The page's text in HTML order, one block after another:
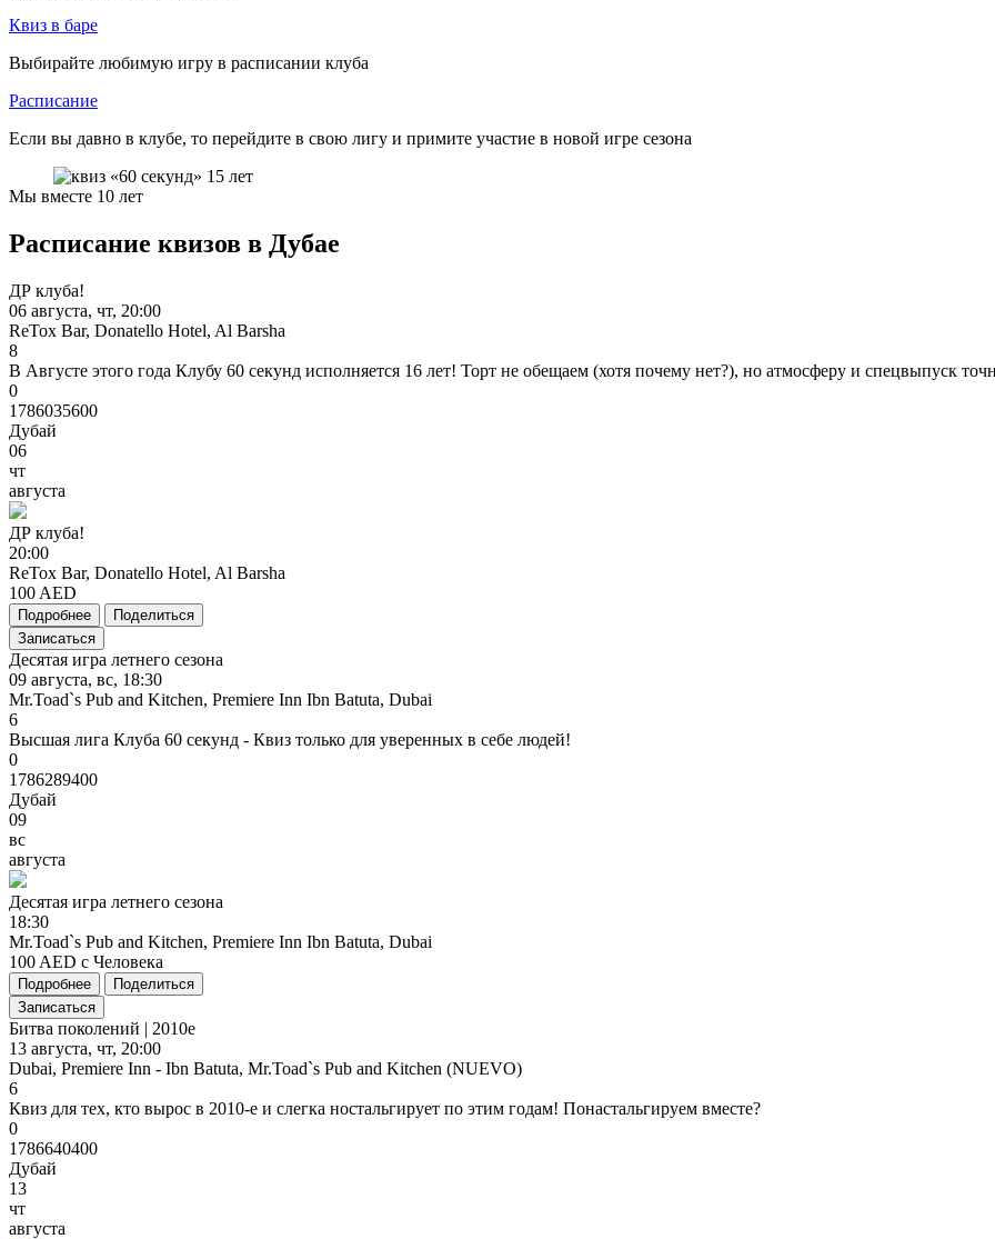
Квиз в баре
Выбирайте любимую игру в расписании клуба
Расписание
Если вы давно в клубе, то перейдите в свою лигу и примите участие в новой игре сезона
Мы вместе 10 лет
Расписание квизов в Дубае
ДР клуба!
06 августа, чт, 20:00
ReTox Bar, Donatello Hotel, Al Barsha
8
В Августе этого года Клубу 60 секунд исполняется 16 лет! Торт не обещаем (хотя почему нет?), но атмосферу и спецвыпуск
0
1786035600
Дубай
06
чт
августа
ДР клуба!
20:00
ReTox Bar, Donatello Hotel, Al Barsha
100 AED
Подробнее
Поделиться
Записаться
Десятая игра летнего сезона
09 августа, вс, 18:30
Mr.Toad`s Pub and Kitchen, Premiere Inn Ibn Batuta, Dubai
6
Высшая лига Клуба 60 секунд - Квиз только для уверенных в себе людей!
0
1786289400
Дубай
09
вс
августа
Десятая игра летнего сезона
18:30
Mr.Toad`s Pub and Kitchen, Premiere Inn Ibn Batuta, Dubai
100 AED с Человека
Подробнее
Поделиться
Записаться
Битва поколений | 2010е
13 августа, чт, 20:00
Dubai, Premiere Inn - Ibn Batuta, Mr.Toad`s Pub and Kitchen (NUEVO)
6
Квиз для тех, кто вырос в 2010-е и слегка ностальгирует по этим годам! Понастальгируем вместе?
0
1786640400
Дубай
13
чт
августа